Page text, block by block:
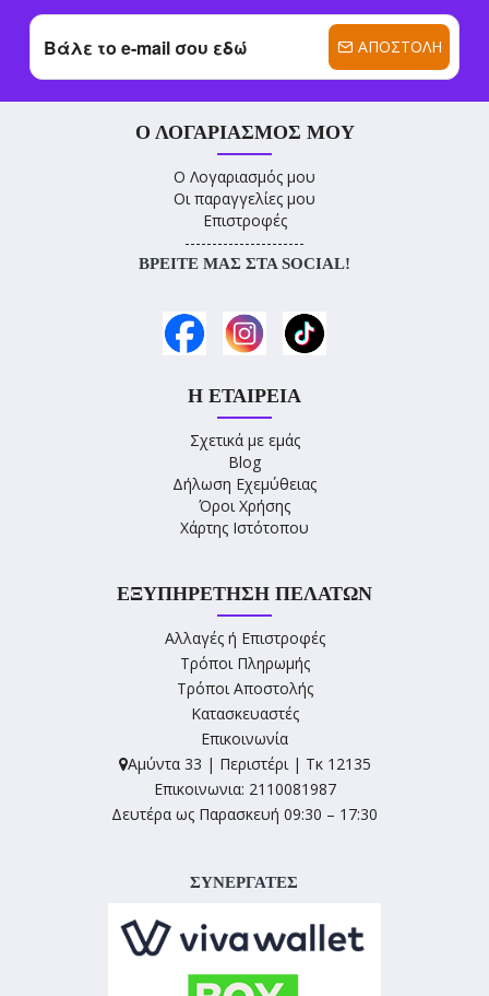
ΑΠΟΣΤΟΛΉ
Ο ΛΟΓΑΡΙΑΣΜΌΣ ΜΟΥ
Ο Λογαριασμός μου
Οι παραγγελίες μου
Επιστροφές
----------------------
ΒΡΕΊΤΕ ΜΑΣ ΣΤΑ SOCIAL!
Η ΕΤΑΙΡΕΊΑ
Σχετικά με εμάς
Blog
Δήλωση Εχεμύθειας
Όροι Χρήσης
Χάρτης Ιστότοπου
ΕΞΥΠΗΡΈΤΗΣΗ ΠΕΛΑΤΏΝ
Αλλαγές ή Επιστροφές
Τρόποι Πληρωμής
Τρόποι Αποστολής
Κατασκευαστές
Επικοινωνία
Αμύντα 33 | Περιστέρι | Τκ 12135
Επικοινωνια: 2110081987
Δευτέρα ως Παρασκευή 09:30 – 17:30
ΣΥΝΕΡΓΑΤΕΣ